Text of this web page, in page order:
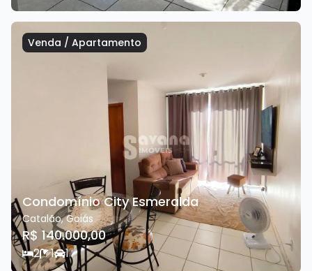
Venda / Apartamento
Condomínio City Esmeralda
Catalão,Goiás
R$ 140.000,00
2 1 1